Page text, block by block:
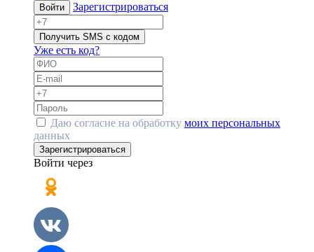
Войти Зарегистрироваться
Получить SMS с кодом
Уже есть код?
Даю согласие на обработку моих персональных
данных
Зарегистрироваться
Войти через